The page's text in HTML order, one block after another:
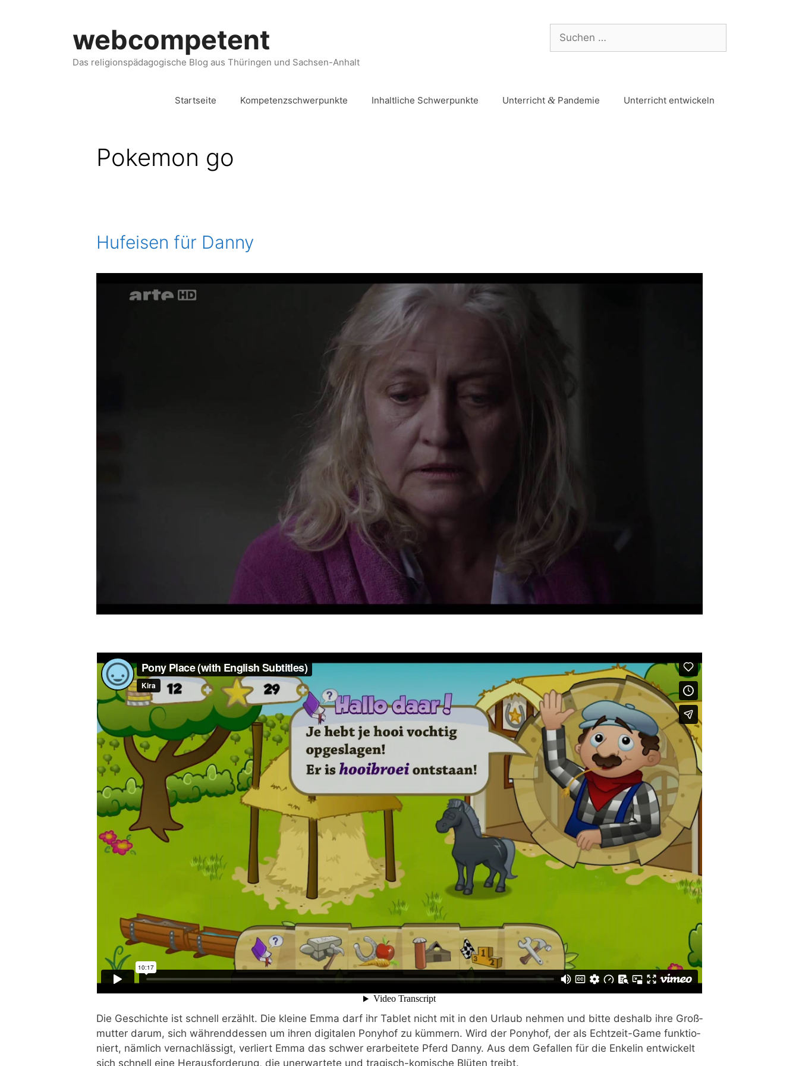
webcompetent
Das religionspädagogische Blog aus Thüringen und Sachsen-Anhalt
Startseite Kompetenzschwerpunkte Inhaltliche Schwerpunkte Unterricht & Pandemie Unterricht entwickeln
Pokemon go
Hufeisen für Danny
Die Geschich­te ist schnell erzählt. Die klei­ne Emma darf ihr Tablet nicht mit in den Urlaub neh­men und bit­te des­halb ihre Groß­
mutter dar­um, sich wäh­rend­des­sen um ihren digi­ta­len Pony­hof zu küm­mern. Wird der Pony­hof, der als Echt­zeit-Game funk­tio­
niert, näm­lich ver­nach­läs­sigt, ver­liert Emma das schwer erar­bei­te­te Pferd Dan­ny. Aus dem Gefal­len für die Enke­lin ent­wi­ckelt
sich schnell eine Her­aus­for­de­rung, die uner­war­te­te und tra­gisch-komi­sche Blü­ten treibt.